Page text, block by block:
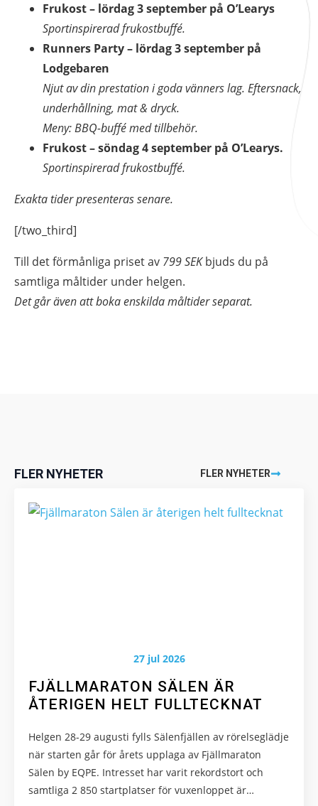
Frukost – lördag 3 september på O’Learys
Sportinspirerad frukostbuffé.
Runners Party – lördag 3 september på
Lodgebaren
Njut av din prestation i goda vänners lag. Eftersnack,
underhållning, mat & dryck.
Meny: BBQ-buffé med tillbehör.
Frukost – söndag 4 september på O’Learys.
Sportinspirerad frukostbuffé.
Exakta tider presenteras senare.
[/two_third]
Till det förmånliga priset av 799 SEKbjuds du på
samtliga måltider under helgen.
Det går även att boka enskilda måltider separat.
FLER NYHETER FLER NYHETER
FJÄLLMARATON SÄLEN ÄR
ÅTERIGEN HELT FULLTECKNAT
27 jul 2026
Helgen 28-29 augusti fylls Sälenfjällen av rörelseglädje
när starten går för årets upplaga av Fjällmaraton
Sälen by EQPE. Intresset har varit rekordstort och
samtliga 2 850 startplatser för vuxenloppet är…
Statistik
För att vi ska
kunna
hemsidans
funktionalitet
uppbyggnad,
baserat på
hur
hemsidan
Upplevelse
hemsida ska
prestera så
bra som
möjligt under
Marknadsföring
Genom att dela